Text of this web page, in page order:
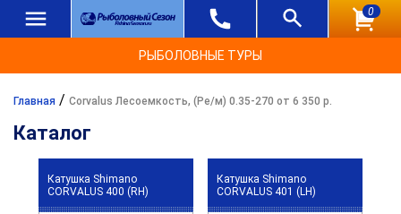
0
РЫБОЛОВНЫЕ ТУРЫ
Главная / Corvalus Лесоемкость, (Ре/м) 0.35-270 от 6 350 р.
Каталог
Катушка Shimano
CORVALUS 400 (RH)
Катушка Shimano
CORVALUS 401 (LH)